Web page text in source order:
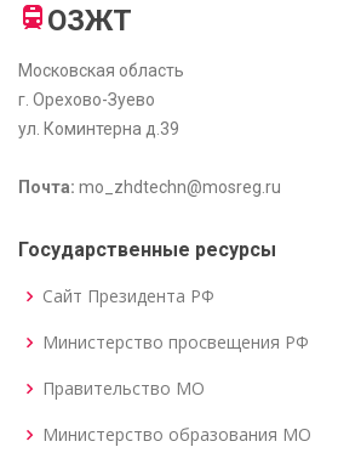
ОЗЖТ
Московская область
г. Орехово-Зуево
ул. Коминтерна д.39
Почта: mo_zhdtechn@mosreg.ru
Государственные ресурсы
Сайт Президента РФ
Министерство просвещения РФ
Правительство МО
Министерство образования МО